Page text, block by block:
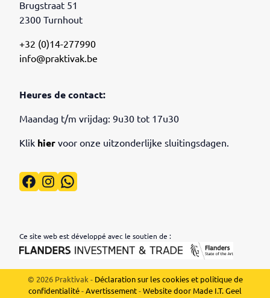
Brugstraat 51
2300 Turnhout
+32 (0)14-277990
info@praktivak.be
Heures de contact:
Maandag t/m vrijdag: 9u30 tot 17u30
Klik hier voor onze uitzonderlijke sluitingsdagen.
Facebook
Instagram
WhatsApp
Ce site web est développé avec le soutien de :
© 2026 Praktivak - Déclaration sur les cookies et politique de
confidentialité - Avertissement - Website door Made I.T. Geel